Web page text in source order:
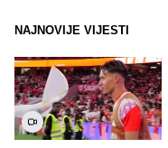
NAJNOVIJE VIJESTI